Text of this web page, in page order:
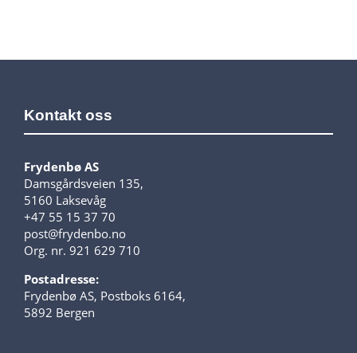
Kontakt oss
Frydenbø AS
Damsgårdsveien 135,
5160 Laksevåg
+47 55 15 37 70
post@frydenbo.no
Org. nr. 921 629 710
Postadresse:
Frydenbø AS, Postboks 6164,
5892 Bergen